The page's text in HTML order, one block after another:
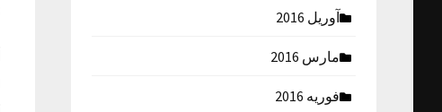
آوریل 2016
مارس 2016
فوریه 2016